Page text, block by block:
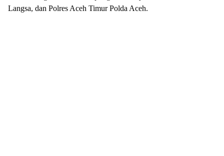
Langsa, dan Polres Aceh Timur Polda Aceh.